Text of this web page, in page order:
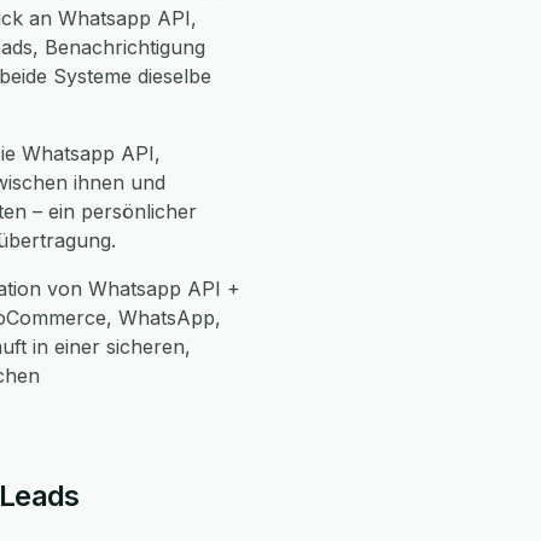
an Whatsapp API,
Benachrichtigung
Systeme dieselbe
Whatsapp API,
ihnen und
– ein persönlicher
von Whatsapp API +
WhatsApp,
in einer sicheren,